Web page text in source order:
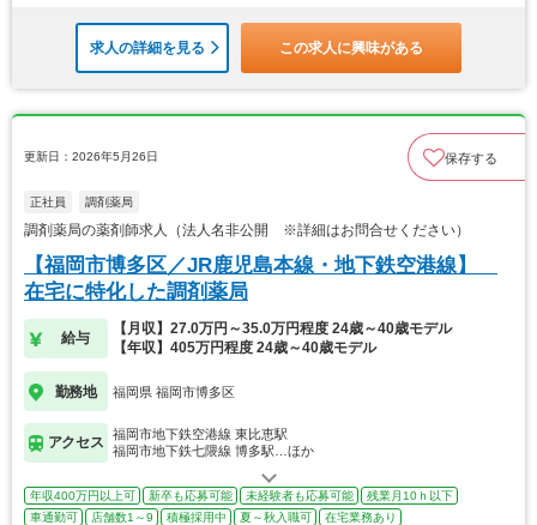
求人の詳細を見る この求人に興味がある
更新日：2026年5月26日 保存する
正社員 調剤薬局
調剤薬局の薬剤師求人（法人名非公開 ※詳細はお問合せください）
【福岡市博多区／JR鹿児島本線・地下鉄空港線】
在宅に特化した調剤薬局
給与
【月収】27.0万円～35.0万円程度 24歳～40歳モデル
【年収】405万円程度 24歳～40歳モデル
勤務地 福岡県 福岡市博多区
アクセス
福岡市地下鉄空港線 東比恵駅
福岡市地下鉄七隈線 博多駅…ほか
年収400万円以上可 新卒も応募可能 未経験者も応募可能
残業月10ｈ以下
車通勤可
店舗数1～9 積極採用中 夏～秋入職可 在宅業務あり